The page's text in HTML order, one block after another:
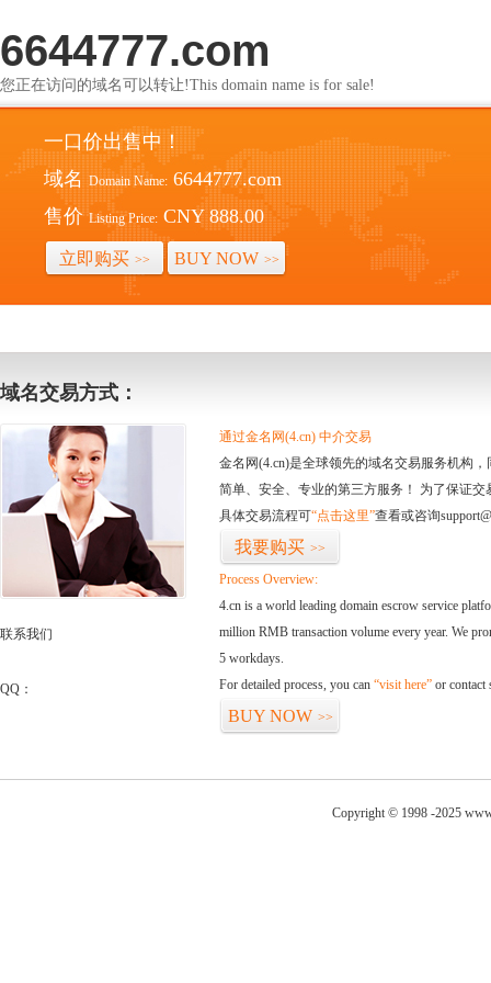
6644777.com
您正在访问的域名可以转让!This domain name is for sale!
一口价出售中！
域名 Domain Name: 6644777.com
售价 Listing Price: CNY 888.00
立即购买 >> BUY NOW >>
域名交易方式：
联系我们
QQ：
通过金名网(4.cn) 中介交易
金名网(4.cn)是全球领先的域名交易服务机构
简单、安全、专业的第三方服务！ 为了保证
具体交易流程可“点击这里”查看或咨询
我要购买 >>
Process Overview:
4.cn is a world leading domain escrow service
million RMB transaction volume every year. We
5 workdays.
For detailed process, you can “visit here” or contact
BUY NOW >>
Copyright © 1998 -2025